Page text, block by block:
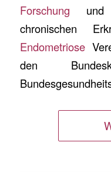
Forschung
chronischen
Endometriose
den